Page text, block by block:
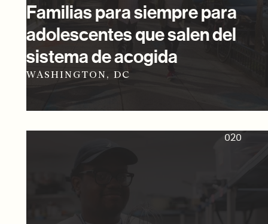
Familias para siempre para
adolescentes que salen del
sistema de acogida
WASHINGTON, DC
020